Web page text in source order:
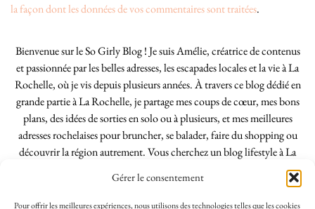
Gérer le consentement
Pour offrir les meilleures expériences, nous utilisons des technologies telles que les cookies
la façon dont les données de vos commentaires sont traitées.
Bienvenue sur le So Girly Blog ! Je suis Amélie, créatrice de contenus
et passionnée par les belles adresses, les escapades locales et la vie à La
Rochelle, où je vis depuis plusieurs années. À travers ce blog dédié en
grande partie à La Rochelle, je partage mes coups de cœur, mes bons
plans, des idées de sorties en solo ou à plusieurs, et mes meilleures
adresses rochelaises pour bruncher, se balader, faire du shopping ou
découvrir la région autrement. Vous cherchez un blog lifestyle à La
Rochelle, tenu par une locale ? Vous êtes au bon endroit. Que vous
soyez Rochelais·e ou de passage dans notre belle ville, j’espère que mes
articles vous aideront à profiter de La Rochelle comme un·e vrai·e